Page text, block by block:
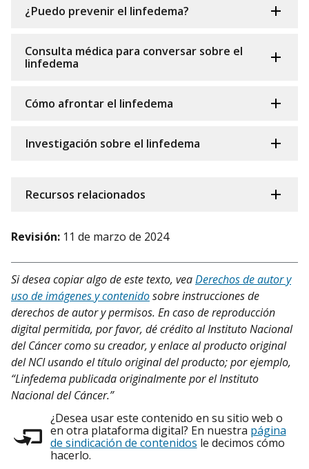
¿Puedo prevenir el linfedema?
Consulta médica para conversar sobre el
linfedema
Cómo afrontar el linfedema
Investigación sobre el linfedema
Recursos relacionados
Revisión: 11 de marzo de 2024
Si desea copiar algo de este texto, veaDerechos de autor y
uso de imágenes y contenidosobre instrucciones de
derechos de autor y permisos. En caso de reproducción
digital permitida, por favor, dé crédito al Instituto Nacional
del Cáncer como su creador, y enlace al producto original
del NCI usando el título original del producto; por ejemplo,
“Linfedema publicada originalmente por el Instituto
Nacional del Cáncer.”
¿Desea usar este contenido en su sitio web o
en otra plataforma digital? En nuestra página
de sindicación de contenidos le decimos cómo
hacerlo.